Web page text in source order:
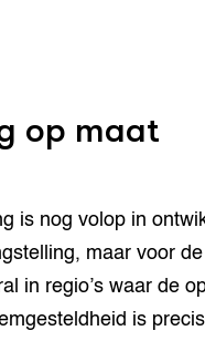
op maat
is nog volop in
maar voor
in regio’s waar de
is